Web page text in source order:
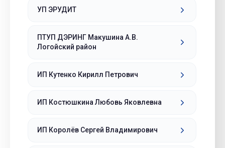
УП ЭРУДИТ
ПТУП ДЭРИНГ Макушина А.В.
Логойский район
ИП Кутенко Кирилл Петрович
ИП Костюшкина Любовь Яковлевна
ИП Королёв Сергей Владимирович